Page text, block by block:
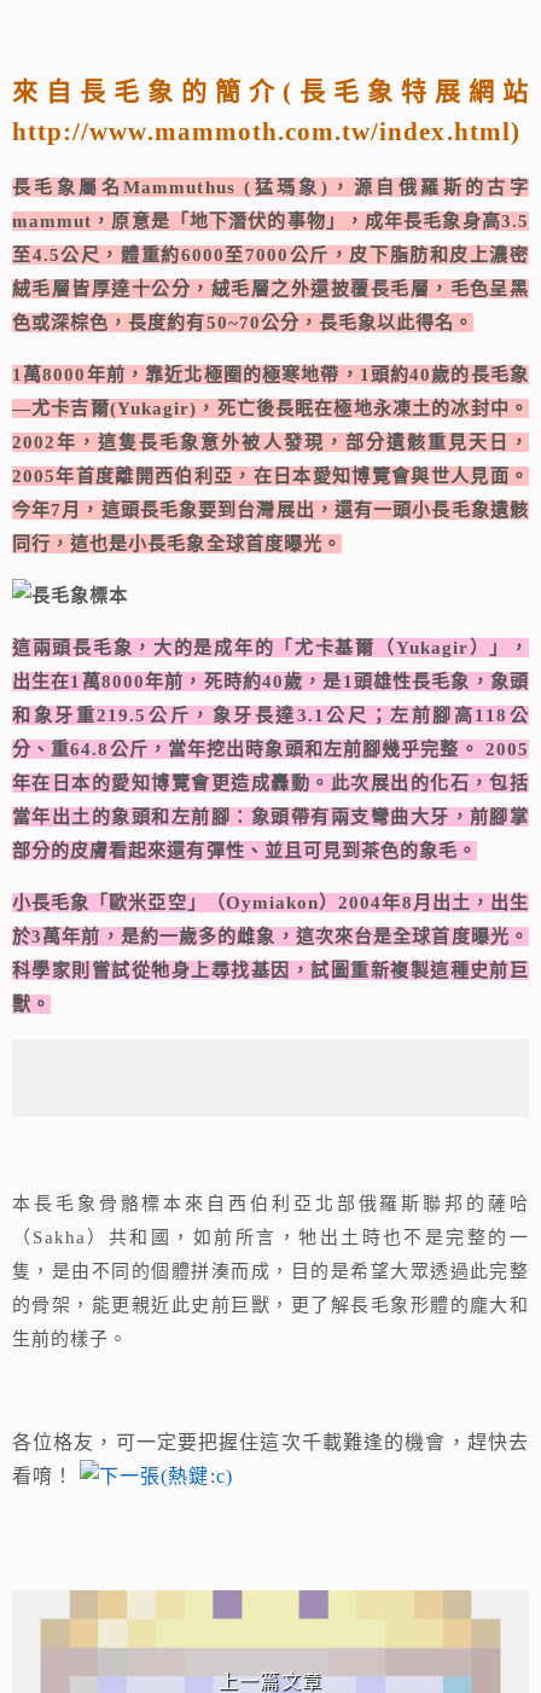
來自長毛象的簡介(長毛象特展網站
http://www.mammoth.com.tw/index.html)
長毛象屬名Mammuthus (猛瑪象)，源自俄羅斯的古字
mammut，原意是「地下潛伏的事物」，成年長毛象身高3.5
至4.5公尺，體重約6000至7000公斤，皮下脂肪和皮上濃密
絨毛層皆厚達十公分，絨毛層之外還披覆長毛層，毛色呈黑
色或深棕色，長度約有50~70公分，長毛象以此得名。
1萬8000年前，靠近北極圈的極寒地帶，1頭約40歲的長毛象
—尤卡吉爾(Yukagir)，死亡後長眠在極地永凍土的冰封中。
2002年，這隻長毛象意外被人發現，部分遺骸重見天日，
2005年首度離開西伯利亞，在日本愛知博覽會與世人見面。
今年7月，這頭長毛象要到台灣展出，還有一頭小長毛象遺骸
同行，這也是小長毛象全球首度曝光。
這兩頭長毛象，大的是成年的「尤卡基爾（Yukagir）」，
出生在1萬8000年前，死時約40歲，是1頭雄性長毛象，象頭
和象牙重219.5公斤，象牙長達3.1公尺；左前腳高118公
分、重64.8公斤，當年挖出時象頭和左前腳幾乎完整。 2005
年在日本的愛知博覽會更造成轟動。此次展出的化石，包括
當年出土的象頭和左前腳：象頭帶有兩支彎曲大牙，前腳掌
部分的皮膚看起來還有彈性、並且可見到茶色的象毛。
小長毛象「歐米亞空」（Oymiakon）2004年8月出土，出生
於3萬年前，是約一歲多的雌象，這次來台是全球首度曝光。
科學家則嘗試從牠身上尋找基因，試圖重新複製這種史前巨
獸。
本長毛象骨骼標本來自西伯利亞北部俄羅斯聯邦的薩哈
（Sakha）共和國，如前所言，牠出土時也不是完整的一
隻，是由不同的個體拼湊而成，目的是希望大眾透過此完整
的骨架，能更親近此史前巨獸，更了解長毛象形體的龐大和
生前的樣子。
各位格友，可一定要把握住這次千載難逢的機會，趕快去
看唷！
上一篇文章